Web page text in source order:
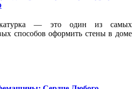
— это один из самых
способов оформить стены в доме